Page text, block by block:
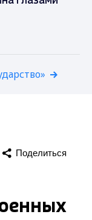
Поделиться